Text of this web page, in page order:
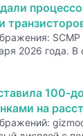
2026 года.
100-
на